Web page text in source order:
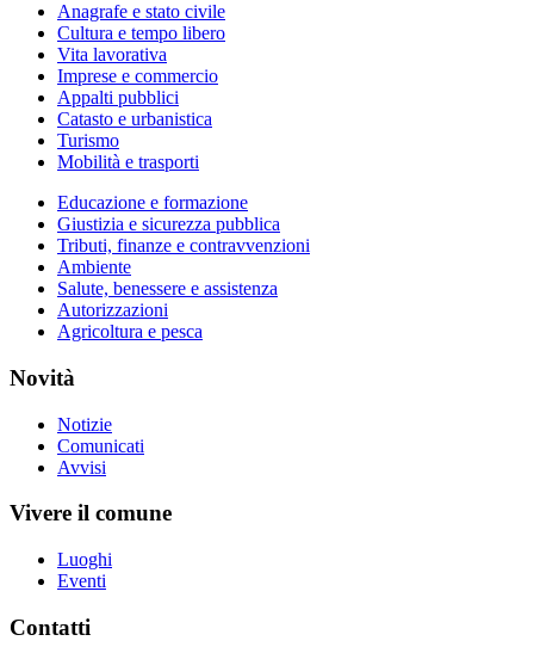
Anagrafe e stato civile
Cultura e tempo libero
Vita lavorativa
Imprese e commercio
Appalti pubblici
Catasto e urbanistica
Turismo
Mobilità e trasporti
Educazione e formazione
Giustizia e sicurezza pubblica
Tributi, finanze e contravvenzioni
Ambiente
Salute, benessere e assistenza
Autorizzazioni
Agricoltura e pesca
Novità
Notizie
Comunicati
Avvisi
Vivere il comune
Luoghi
Eventi
Contatti